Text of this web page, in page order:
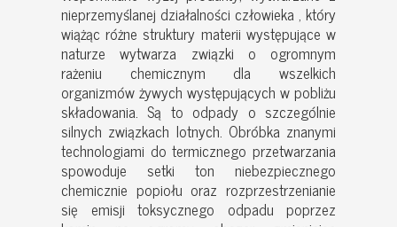
nieprzemyślanej działalności człowieka , który
wiążąc różne struktury materii występujące w
naturze wytwarza związki o ogromnym
rażeniu chemicznym dla wszelkich
organizmów żywych występujących w pobliżu
składowania. Są to odpady o szczególnie
silnych związkach lotnych. Obróbka znanymi
technologiami do termicznego przetwarzania
spowoduje setki ton niebezpiecznego
chemicznie popiołu oraz rozprzestrzenianie
się emisji toksycznego odpadu poprzez